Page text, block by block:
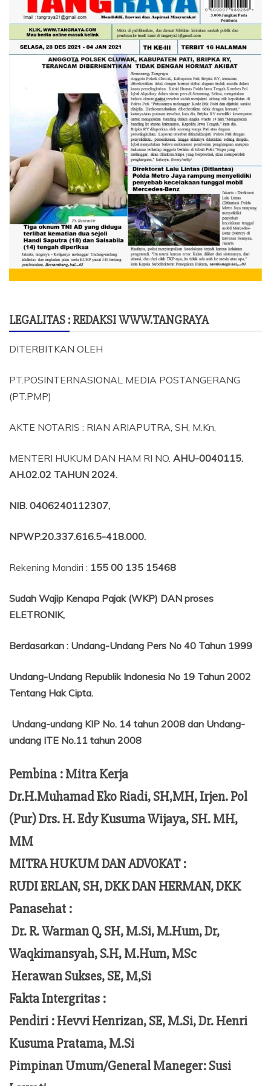
LEGALITAS : REDAKSI WWW.TANGRAYA
DITERBITKAN OLEH
PT.POSINTERNASIONAL MEDIA POSTANGERANG
(PT.PMP)
AKTE NOTARIS : RIAN ARIAPUTRA, SH, M.Kn,
MENTERI HUKUM DAN HAM RI NO. AHU-0040115.
AH.02.02 TAHUN 2024.
NIB. 0406240112307,
NPWP.20.337.616.5-418.000.
Rekening Mandiri : 155 00 135 15468
Sudah Wajip Kenapa Pajak (WKP) DAN proses
ELETRONIK,
Berdasarkan : Undang-Undang Pers No 40 Tahun 1999
Undang-Undang Republik Indonesia No 19 Tahun 2002
Tentang Hak Cipta.
Undang-undang KIP No. 14 tahun 2008 dan Undang-
undang ITE No.11 tahun 2008
Pembina : Mitra Kerja
Dr.H.Muhamad Eko Riadi, SH,MH, Irjen. Pol
(Pur) Drs. H. Edy Kusuma Wijaya, SH. MH,
MM
MITRA HUKUM DAN ADVOKAT :
RUDI ERLAN, SH, DKK DAN HERMAN, DKK
Panasehat :
Dr. R. Warman Q, SH, M.Si, M.Hum,Dr,
Waqkimansyah, S.H, M.Hum, MSc
Herawan Sukses, SE, M,Si
Fakta Intergritas :
Pendiri :Hevvi Henrizan, SE, M.Si, Dr. Henri
Kusuma Pratama, M.Si
Pimpinan Umum/General Maneger:Susi